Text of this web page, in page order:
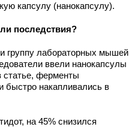
капсулу (нанокапсулу).
последствия?
группу лабораторных мышей
ввели нанокапсулы
статье, ферменты
быстро накапливались в
на 45% снизился